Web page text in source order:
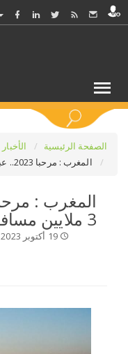
الصفحة الرئيسية
الأخبار
المغرب : مرحبا 2023.. عبور حوالي 3 ملايين مسافر
3 ملايين مسافر
19 أكتوبر 2023 /